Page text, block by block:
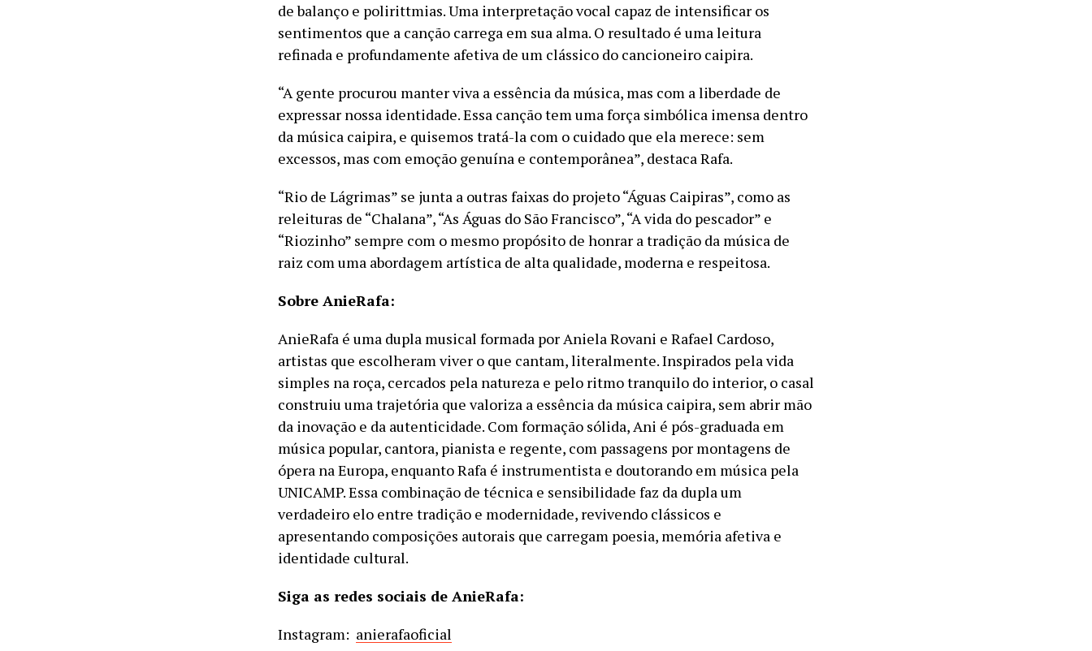
de balanço e polirittmias. Uma interpretação vocal capaz de intensificar os
sentimentos que a canção carrega em sua alma. O resultado é uma leitura
refinada e profundamente afetiva de um clássico do cancioneiro caipira.
“A gente procurou manter viva a essência da música, mas com a liberdade de
expressar nossa identidade. Essa canção tem uma força simbólica imensa dentro
da música caipira, e quisemos tratá-la com o cuidado que ela merece: sem
excessos, mas com emoção genuína e contemporânea”, destaca Rafa.
“Rio de Lágrimas” se junta a outras faixas do projeto “Águas Caipiras”, como as
releituras de “Chalana”, “As Águas do São Francisco”, “A vida do pescador” e
“Riozinho” sempre com o mesmo propósito de honrar a tradição da música de
raiz com uma abordagem artística de alta qualidade, moderna e respeitosa.
Sobre AnieRafa:
AnieRafa é uma dupla musical formada por Aniela Rovani e Rafael Cardoso,
artistas que escolheram viver o que cantam, literalmente. Inspirados pela vida
simples na roça, cercados pela natureza e pelo ritmo tranquilo do interior, o casal
construiu uma trajetória que valoriza a essência da música caipira, sem abrir mão
da inovação e da autenticidade. Com formação sólida, Ani é pós-graduada em
música popular, cantora, pianista e regente, com passagens por montagens de
ópera na Europa, enquanto Rafa é instrumentista e doutorando em música pela
UNICAMP. Essa combinação de técnica e sensibilidade faz da dupla um
verdadeiro elo entre tradição e modernidade, revivendo clássicos e
apresentando composições autorais que carregam poesia, memória afetiva e
identidade cultural.
Siga as redes sociais de AnieRafa:
Instagram: anierafaoficial